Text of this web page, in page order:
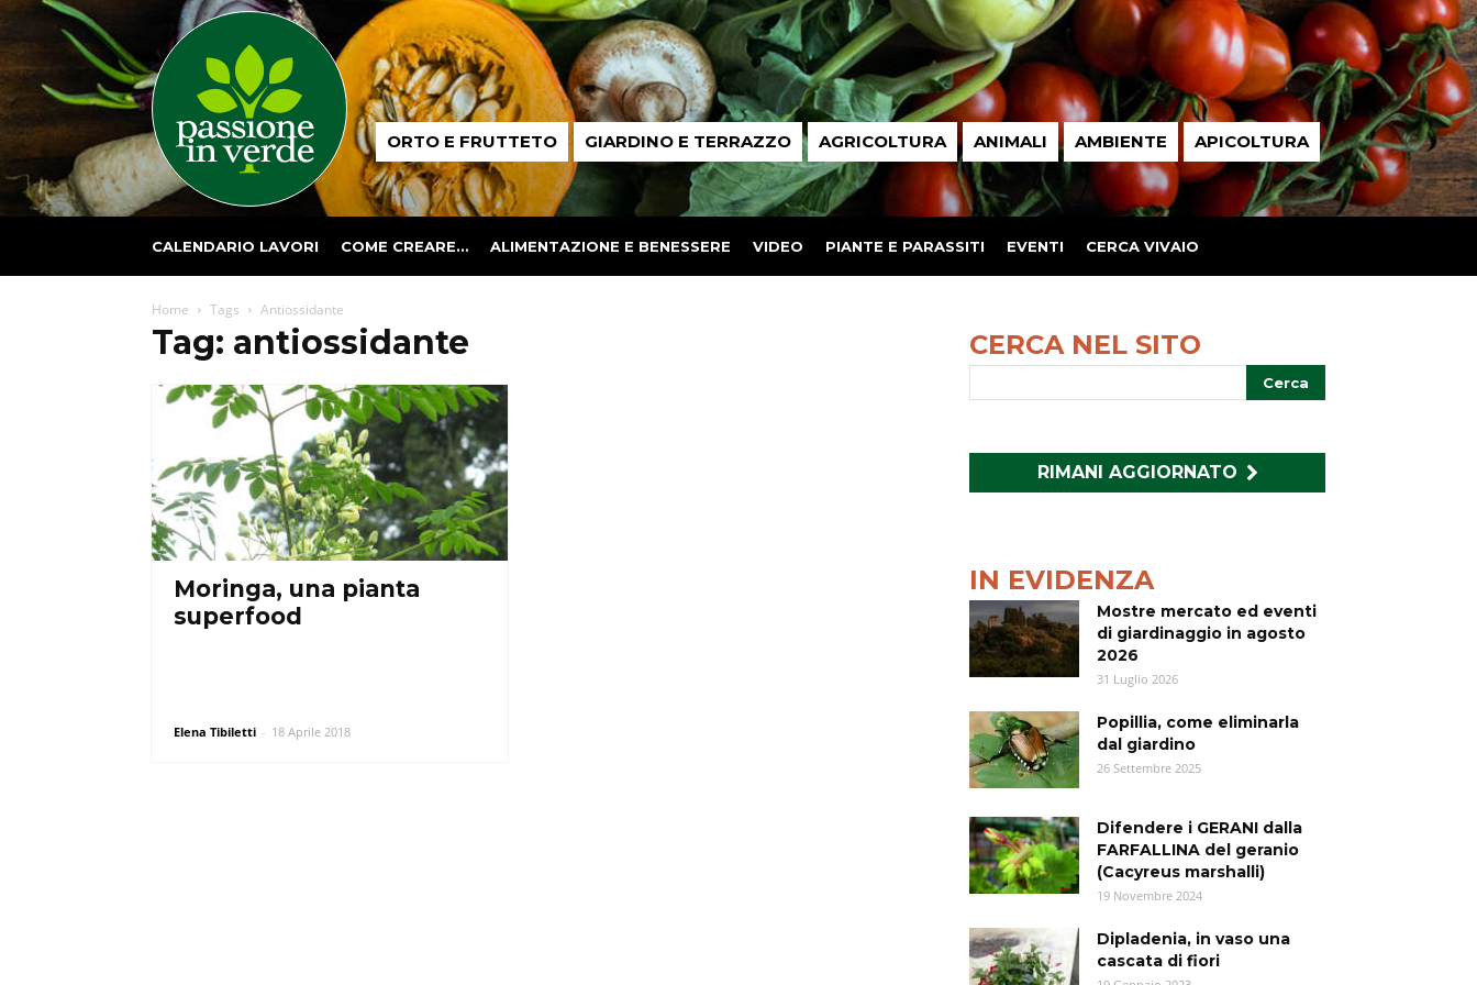
Passione
in ORTO E FRUTTETO GIARDINO E TERRAZZO AGRICOLTURA ANIMALI AMBIENTE APICOLTURA
CALENDARIO LAVORI COME CREARE… ALIMENTAZIONE E BENESSERE VIDEO PIANTE E PARASSITI EVENTI CERCA VIVAIO
Home Tags Antiossidante
Tag: antiossidante
Moringa, una pianta
superfood
Elena Tibiletti - 18 Aprile 2018
CERCA NEL SITO
RIMANI AGGIORNATO
IN EVIDENZA
Mostre mercato ed eventi
di giardinaggio in agosto
2026
31 Luglio 2026
Popillia, come eliminarla
dal giardino
26 Settembre 2025
Difendere i GERANI dalla
FARFALLINA del geranio
(Cacyreus marshalli)
19 Novembre 2024
Dipladenia, in vaso una
cascata di fiori